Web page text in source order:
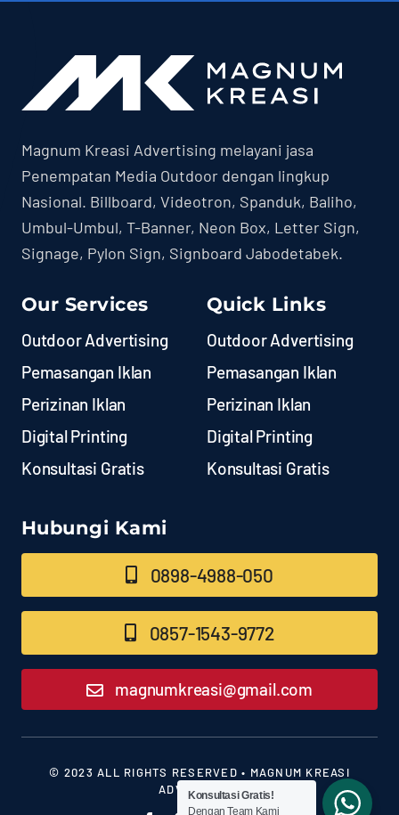
Magnum Kreasi Advertising melayani jasa
Penempatan Media Outdoor dengan lingkup
Nasional. Billboard, Videotron, Spanduk, Baliho,
Umbul-Umbul, T-Banner, Neon Box, Letter Sign,
Signage, Pylon Sign, Signboard Jabodetabek.
Our Services
Outdoor Advertising
Pemasangan Iklan
Perizinan Iklan
Digital Printing
Konsultasi Gratis
Quick Links
Outdoor Advertising
Pemasangan Iklan
Perizinan Iklan
Digital Printing
Konsultasi Gratis
Hubungi Kami
0898-4988-050
0857-1543-9772
magnumkreasi@gmail.com
© 2023 ALL RIGHTS RESERVED • MAGNUM KREASI
ADVERTISING
Konsultasi Gratis!
Dengan Team Kami